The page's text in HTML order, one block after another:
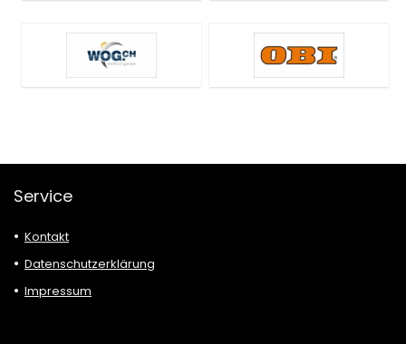
Service
Kontakt
Datenschutzerklärung
Impressum